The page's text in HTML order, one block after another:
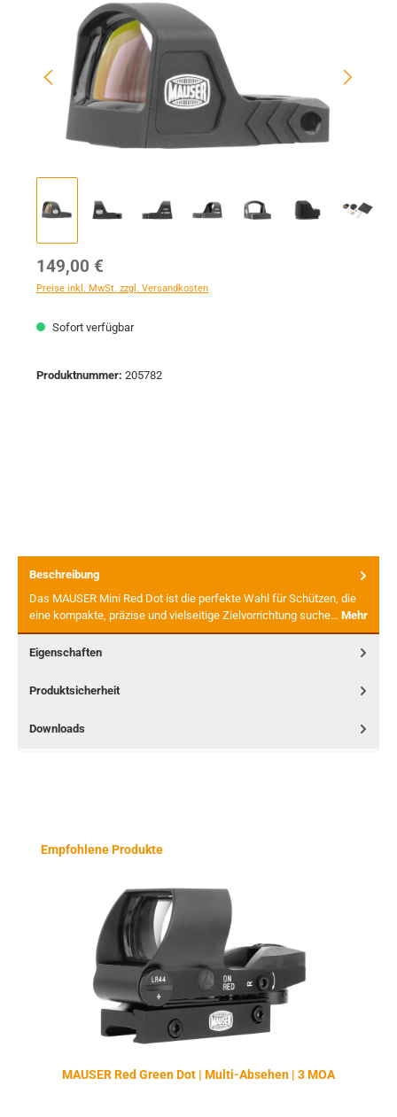
Regulärer Preis:
149,00 €
Preise inkl. MwSt. zzgl. Versandkosten
Sofort verfügbar
Produktnummer: 205782
Beschreibung
Das MAUSER Mini Red Dot ist die perfekte Wahl für Schützen, die
eine kompakte, präzise und vielseitige Zielvorrichtung suche… Mehr
Eigenschaften
Produktsicherheit
Downloads
Produktgalerie überspringen
Empfohlene Produkte
MAUSER Red Green Dot | Multi-Absehen | 3 MOA